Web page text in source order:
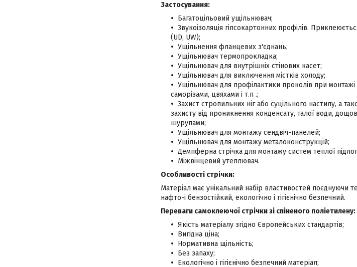
Застосування:
Багатоцільовий ущільнювач;
Звукоізоляція гіпсокартонних профілів.
(UD, UW);
Ущільнення фланцевих з'єднань;
Ущільнювач термопрокладка;
Ущільнювач для внутрішніх стінових касет;
Ущільнювач для виключення містків холоду;
Ущільнювач для профілактики проколів при монтажі
саморізами, цвяхами і т.п .;
Захист стропильних ніг або суцільного настилу, а
захисту від проникнення конденсату, талої води,
шурупами;
Ущільнювач для монтажу сендвіч-панелей;
Ущільнювач для монтажу металоконструкцій;
Демпферна стрічка для монтажу систем теплої
Міжвінцевий утеплювач.
Особливості стрічки:
Матеріал має унікальний набір властивостей поєднуючи
нафто-і бензостійкий, екологічно і гігієнічно безпечний.
Переваги самоклеючої стрічки зі спіненого поліетилену:
Якість матеріалу згідно Європейських стандартів;
Вигідна ціна;
Нормативна щільність;
Без запаху;
Екологічно і гігієнічно безпечний матеріал;